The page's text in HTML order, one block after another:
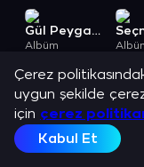
Gül Peygamberim
Albüm
Açıklama
Mustafa Özcan
Çerez
uygun şekilde
için çerez
Kabul Et